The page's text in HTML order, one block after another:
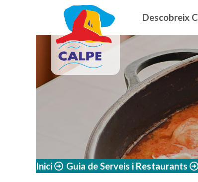
Vés al contingut
Descobreix
Inici Guia de Serveis i Restaurants